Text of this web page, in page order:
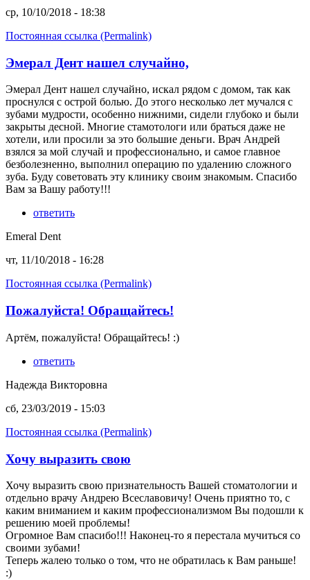
ср, 10/10/2018 - 18:38
Постоянная ссылка (Permalink)
Эмерал Дент нашел случайно,
Эмерал Дент нашел случайно, искал рядом с домом, так как
проснулся с острой болью. До этого несколько лет мучался с
зубами мудрости, особенно нижними, сидели глубоко и были
закрыты десной. Многие стамотологи или браться даже не
хотели, или просили за это большие деньги. Врач Андрей
взялся за мой случай и профессионально, и самое главное
безболезненно, выполнил операцию по удалению сложного
зуба. Буду советовать эту клинику своим знакомым. Спасибо
Вам за Вашу работу!!!
ответить
Emeral Dent
чт, 11/10/2018 - 16:28
Постоянная ссылка (Permalink)
Пожалуйста! Обращайтесь!
Артём, пожалуйста! Обращайтесь! :)
ответить
Надежда Викторовна
сб, 23/03/2019 - 15:03
Постоянная ссылка (Permalink)
Хочу выразить свою
Хочу выразить свою признательность Вашей стоматологии и
отдельно врачу Андрею Всеславовичу! Очень приятно то, с
каким вниманием и каким профессионализмом Вы подошли к
решению моей проблемы!
Огромное Вам спасибо!!! Наконец-то я перестала мучиться со
своими зубами!
Теперь жалею только о том, что не обратилась к Вам раньше!
:)